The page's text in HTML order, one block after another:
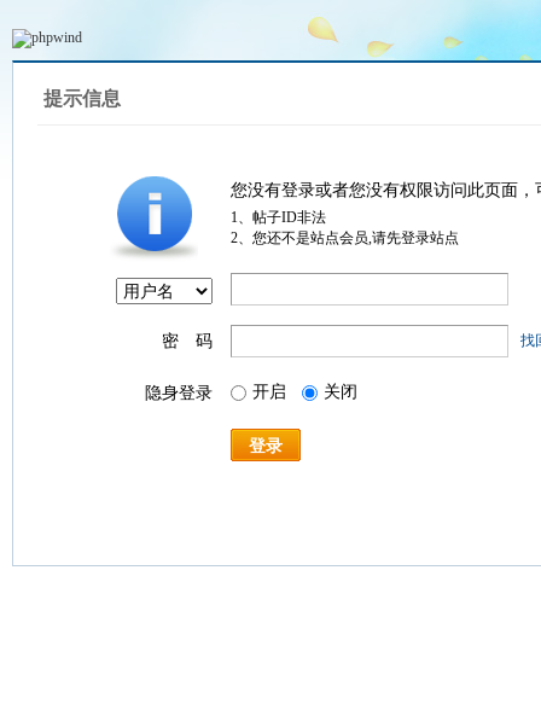
提示信息
您没有登录或者您没有权限访问此页面
1、帖子ID非法
2、您还不是站点会员,请先登录站点
密 码 找
隐身登录 开启 关闭
登录